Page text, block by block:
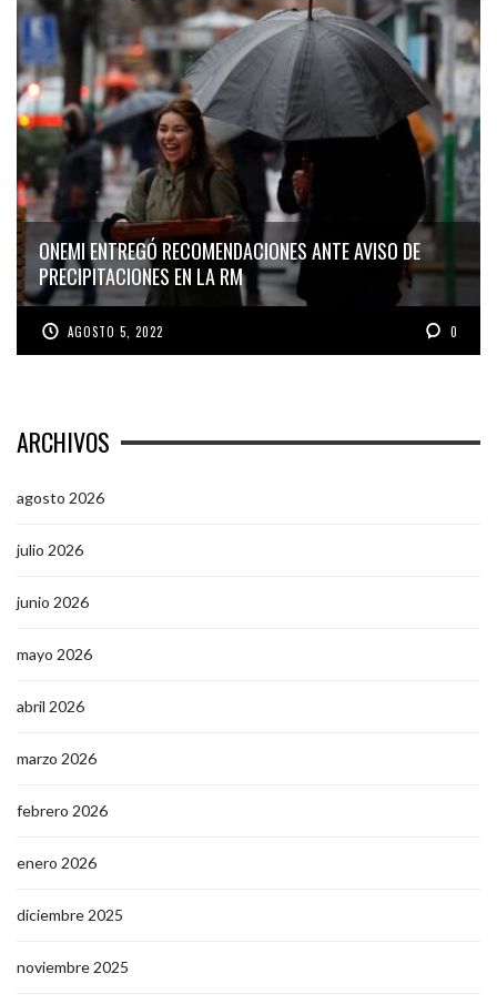
ONEMI ENTREGÓ RECOMENDACIONES ANTE AVISO DE
PRECIPITACIONES EN LA RM
AGOSTO 5, 2022 0
ARCHIVOS
agosto 2026
julio 2026
junio 2026
mayo 2026
abril 2026
marzo 2026
febrero 2026
enero 2026
diciembre 2025
noviembre 2025